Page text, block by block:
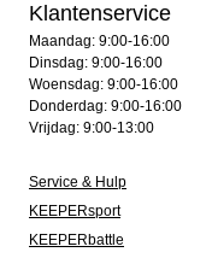
Klantenservice
Maandag: 9:00-16:00
Dinsdag: 9:00-16:00
Woensdag: 9:00-16:00
Donderdag: 9:00-16:00
Vrijdag: 9:00-13:00
Service & Hulp
KEEPERsport
KEEPERbattle